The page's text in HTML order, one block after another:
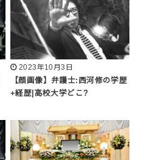
2023年10月3日
【顔画像】弁護士:西河修の学歴
+経歴|高校大学どこ?